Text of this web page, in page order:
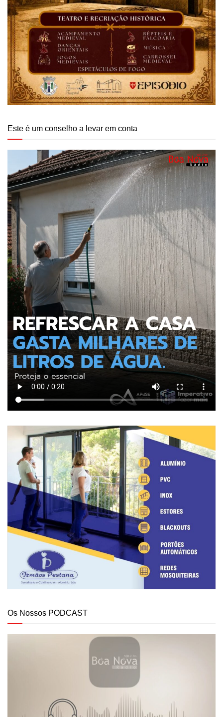
Este é um conselho a levar em conta
Os Nossos PODCAST